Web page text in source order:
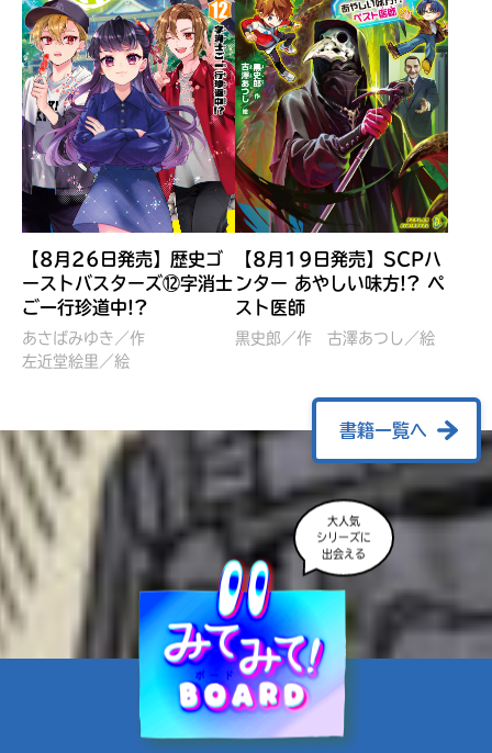
ぼくたちのマインクラフト
冒険記 エンチャント剣
VS暴走モブ
営委員会／協力
レッツゴー！まいぜんシス
ターズ とつぜん、王様に
佐久間さのすけ／絵
【8月26日発売】歴史ゴ
ーストバスターズ⑫字消士
ご一行珍道中!?
あさばみゆき／作
左近堂絵里／絵
【8月19日発売】SCPハ
ンター あやしい味方!? ペ
スト医師
黒史郎／作 古澤あつし／絵
書籍一覧へ
大人気
シリーズに
出会える